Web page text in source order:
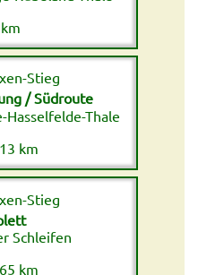
Stieg
/ Südroute
Hasselfelde-Thale
km
Stieg
Schleifen
km